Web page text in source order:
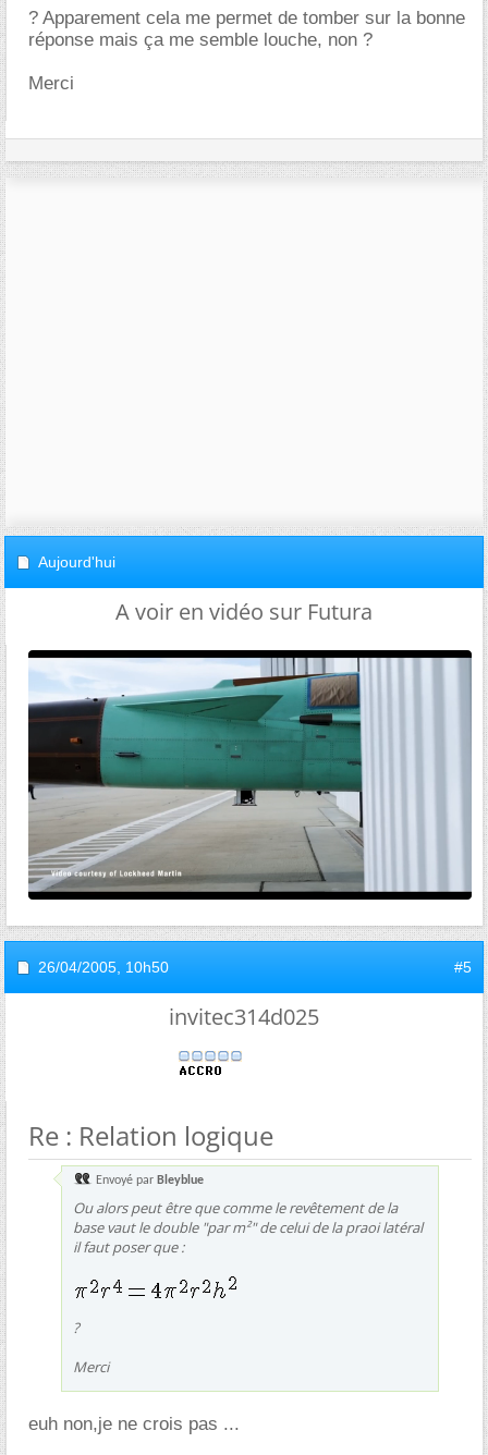
? Apparement cela me permet de tomber sur la bonne
réponse mais ça me semble louche, non ?
Merci
Aujourd'hui
A voir en vidéo sur Futura
26/04/2005, 10h50 #5
invitec314d025
Re : Relation logique
Envoyé par Bleyblue
Ou alors peut être que comme le revêtement de la
base vaut le double "par m²" de celui de la praoi latéral
il faut poser que :
?
Merci
euh non,je ne crois pas ...